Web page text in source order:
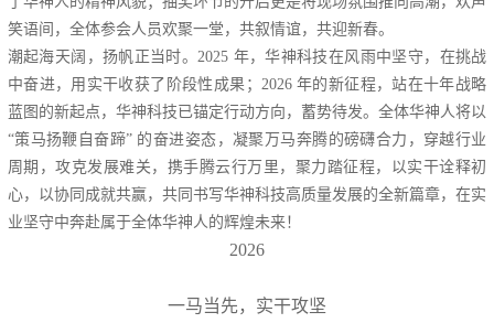
笑语间，全体参会人员欢聚一堂，共叙情谊，共迎新春。
潮起海天阔，扬帆正当时。2025 年，华神科技在风雨中坚守，在挑战
中奋进，用实干收获了阶段性成果；2026 年的新征程，站在十年战略
蓝图的新起点，华神科技已锚定行动方向，蓄势待发。全体华神人将以
“策马扬鞭自奋蹄” 的奋进姿态，凝聚万马奔腾的磅礴合力，穿越行业
周期，攻克发展难关，携手腾云行万里，聚力踏征程，以实干诠释初
心，以协同成就共赢，共同书写华神科技高质量发展的全新篇章，在实
业坚守中奔赴属于全体华神人的辉煌未来！
2026
一马当先，实干攻坚